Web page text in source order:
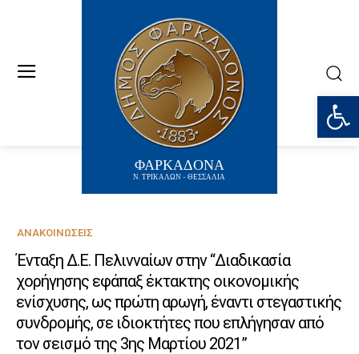
ΦΑΡΚΑΔΟΝΑ
Ν. ΤΡΙΚΑΛΩΝ - ΘΕΣΣΑΛΙΑ
ΑΝΑΚΟΙΝΏΣΕΙΣ
Ένταξη Δ.Ε. Πελινναίων στην “Διαδικασία
χορήγησης εφάπαξ έκτακτης οικονομικής
ενίσχυσης, ως πρώτη αρωγή, έναντι στεγαστικής
συνδρομής, σε ιδιοκτήτες που επλήγησαν από
τον σεισμό της 3ης Μαρτίου 2021”